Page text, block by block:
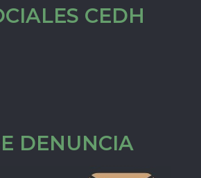
CEDH
DENUNCIA